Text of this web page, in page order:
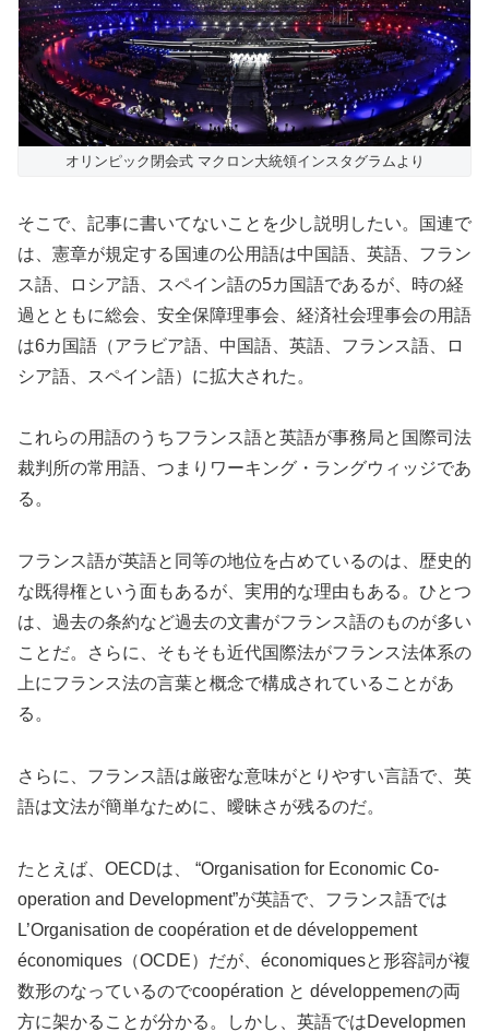
オリンピック閉会式 マクロン大統領インスタグラムより
そこで、記事に書いてないことを少し説明したい。国連で
は、憲章が規定する国連の公用語は中国語、英語、フラン
ス語、ロシア語、スペイン語の5カ国語であるが、時の経
過とともに総会、安全保障理事会、経済社会理事会の用語
は6カ国語（アラビア語、中国語、英語、フランス語、ロ
シア語、スペイン語）に拡大された。
これらの用語のうちフランス語と英語が事務局と国際司法
裁判所の常用語、つまりワーキング・ラングウィッジであ
る。
フランス語が英語と同等の地位を占めているのは、歴史的
な既得権という面もあるが、実用的な理由もある。ひとつ
は、過去の条約など過去の文書がフランス語のものが多い
ことだ。さらに、そもそも近代国際法がフランス法体系の
上にフランス法の言葉と概念で構成されていることがあ
る。
さらに、フランス語は厳密な意味がとりやすい言語で、英
語は文法が簡単なために、曖昧さが残るのだ。
たとえば、OECDは、 “Organisation for Economic Co-
operation and Development”が英語で、フランス語では
L’Organisation de coopération et de développement
économiques（OCDE）だが、économiquesと形容詞が複
数形のなっているのでcoopération と développemenの両
方に架かることが分かる。しかし、英語ではDevelopmen